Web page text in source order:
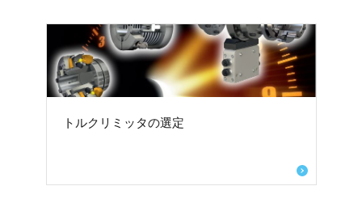
トルクリミッタの選定